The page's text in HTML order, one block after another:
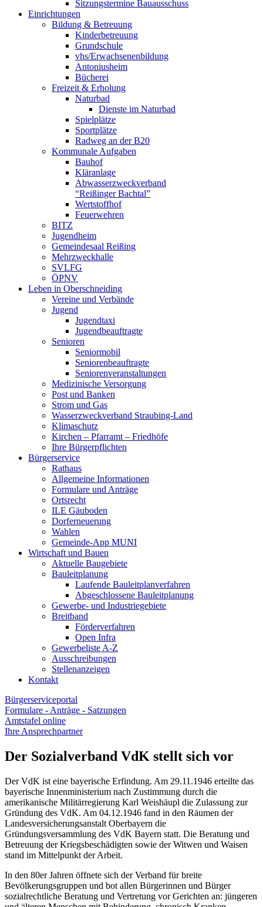
Sitzungstermine Bauausschuss
Einrichtungen
Bildung & Betreuung
Kinderbetreuung
Grundschule
vhs/Erwachsenenbildung
Antoniusheim
Bücherei
Freizeit & Erholung
Naturbad
Dienste im Naturbad
Spielplätze
Sportplätze
Radweg an der B20
Kommunale Aufgaben
Bauhof
Kläranlage
Abwasserzweckverband
“Reißinger Bachtal”
Wertstoffhof
Feuerwehren
BITZ
Jugendheim
Gemeindesaal Reißing
Mehrzweckhalle
SVLFG
ÖPNV
Leben in Oberschneiding
Vereine und Verbände
Jugend
Jugendtaxi
Jugendbeauftragte
Senioren
Seniormobil
Seniorenbeauftragte
Seniorenveranstaltungen
Medizinische Versorgung
Post und Banken
Strom und Gas
Wasserzweckverband Straubing-Land
Klimaschutz
Kirchen – Pfarramt – Friedhöfe
Ihre Bürgerpflichten
Bürgerservice
Rathaus
Allgemeine Informationen
Formulare und Anträge
Ortsrecht
ILE Gäuboden
Dorferneuerung
Wahlen
Gemeinde-App MUNI
Wirtschaft und Bauen
Aktuelle Baugebiete
Bauleitplanung
Laufende Bauleitplanverfahren
Abgeschlossene Bauleitplanung
Gewerbe- und Industriegebiete
Breitband
Förderverfahren
Open Infra
Gewerbeliste A-Z
Ausschreibungen
Stellenanzeigen
Kontakt
Bürgerserviceportal
Formulare - Anträge - Satzungen
Amtstafel online
Ihre Ansprechpartner
Der Sozialverband VdK stellt sich vor
Der VdK ist eine bayerische Erfindung. Am 29.11.1946 erteilte das
bayerische Innenministerium nach Zustimmung durch die
amerikanische Militärregierung Karl Weishäupl die Zulassung zur
Gründung des VdK. Am 04.12.1946 fand in den Räumen der
Landesversicherungsanstalt Oberbayern die
Gründungsversammlung des VdK Bayern statt. Die Beratung und
Betreuung der Kriegsbeschädigten sowie der Witwen und Waisen
stand im Mittelpunkt der Arbeit.
In den 80er Jahren öffnete sich der Verband für breite
Bevölkerungsgruppen und bot allen Bürgerinnen und Bürger
sozialrechtliche Beratung und Vertretung vor Gerichten an: jüngeren